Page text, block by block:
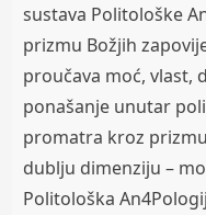
sustava Politološke
prizmu Božjih
proučava moć, vlast,
ponašanje unutar
promatra kroz
dublju dimenziju –
Politološka